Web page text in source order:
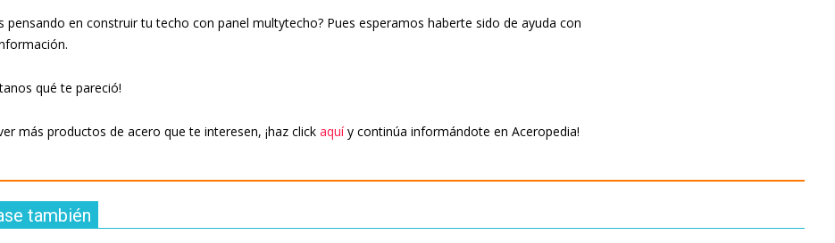
pensando en construir tu techo con panel multytecho? Pues esperamos haberte sido de ayuda con
qué te pareció!
más productos de acero que te interesen, ¡haz click aquíy continúa informándote en Aceropedia!
también